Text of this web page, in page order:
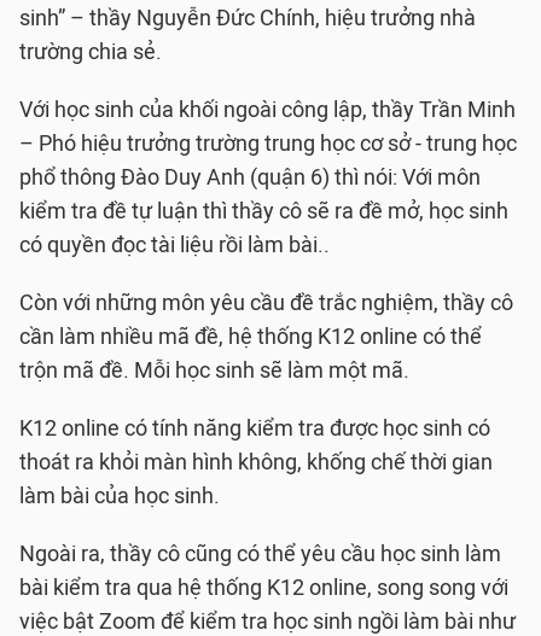
sinh” – thầy Nguyễn Đức Chính, hiệu trưởng nhà
trường chia sẻ.
Với học sinh của khối ngoài công lập, thầy Trần Minh
– Phó hiệu trưởng trường trung học cơ sở - trung học
phổ thông Đào Duy Anh (quận 6) thì nói: Với môn
kiểm tra đề tự luận thì thầy cô sẽ ra đề mở, học sinh
có quyền đọc tài liệu rồi làm bài..
Còn với những môn yêu cầu đề trắc nghiệm, thầy cô
cần làm nhiều mã đề, hệ thống K12 online có thể
trộn mã đề. Mỗi học sinh sẽ làm một mã.
K12 online có tính năng kiểm tra được học sinh có
thoát ra khỏi màn hình không, khống chế thời gian
làm bài của học sinh.
Ngoài ra, thầy cô cũng có thể yêu cầu học sinh làm
bài kiểm tra qua hệ thống K12 online, song song với
việc bật Zoom để kiểm tra học sinh ngồi làm bài như